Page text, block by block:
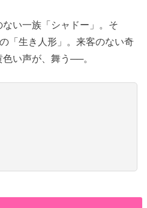
い一族「シャドー」。そ
「生き人形」。来客のない奇
い声が、舞う──。